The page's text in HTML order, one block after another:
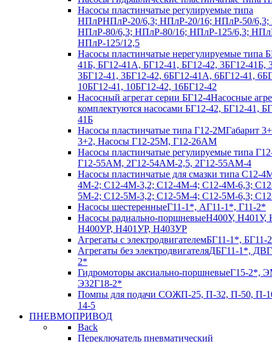
Насосы пластинчатые регулируемые типа
НПлРНПлР-20/6,3; НПлР-20/16; НПлР-50/6,3;
НПлР-80/6,3; НПлР-80/16; НПлР-125/6,3;
НПлР-125/12,5
Насосы пластинчатые нерегулируемые типа
41Б, БГ12-41А, БГ12-41, БГ12-42, 3БГ12-41Б,
3БГ12-41, 3БГ12-42, 6БГ12-41А, 6БГ12-41,
10БГ12-41, 10БГ12-42, 16БГ12-42
Насосный агрегат серии БГ12-4Насосные
комплектуются насосами БГ12-42, БГ12-41,
41Б
Насосы пластинчатые типа Г12-2МГабарит
3+2, Насосы Г12-25М, Г12-26АМ
Насосы пластинчатые регулируемые типа
Г12-55АМ, 2Г12-54АМ-2,5, 2Г12-55АМ-4
Насосы пластинчатые для смазки типа C12-
4М-2; С12-4М-3,2; С12-4М-4; С12-4М-6,3;
5М-2; С12-5М-3,2; С12-5М-4; С12-5М-6,3;
Насосы шестеренныеГ11-1*, АГ11-1*, Г11-2*
Насосы радиально-поршневыеН400У, Н401У,
Н400УР, Н401УР, Н403УР
Агрегаты с электродвигателемБГ11-1*, БГ11-
Агрегаты без электродвигателяДБГ11-1*,
2*
Гидромоторы аксиально-поршневыеГ15-2*,
Э32Г18-2*
Помпы для подачи СОЖП-25, П-32, П-50, П-
14-5
ПНЕВМОПРИВОД
Back
Переключатель пневматический